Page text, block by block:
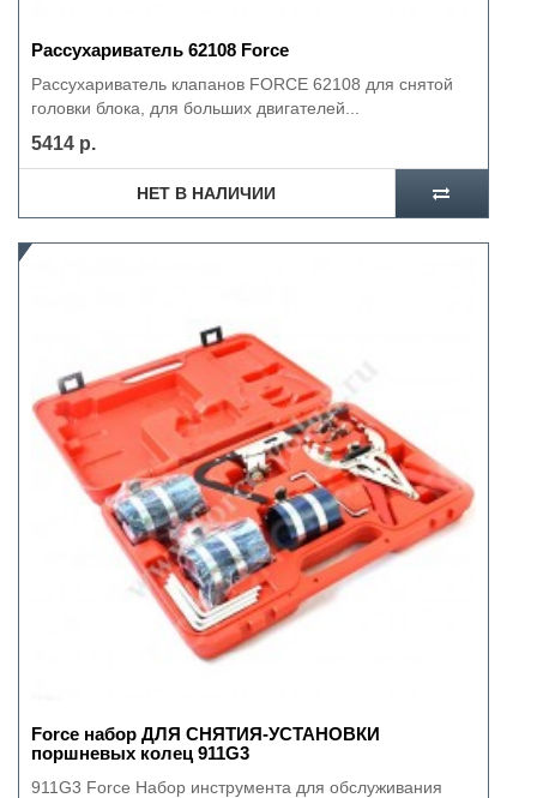
Рассухариватель 62108 Force
Рассухариватель клапанов FORCE 62108 для снятой
головки блока, для больших двигателей...
5414 р.
НЕТ В НАЛИЧИИ
Force набор ДЛЯ СНЯТИЯ-УСТАНОВКИ
поршневых колец 911G3
911G3 Force Набор инструмента для обслуживания